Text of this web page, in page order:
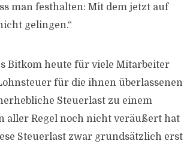
man festhalten: Mit dem jetzt auf
gelingen.“
Bitkom heute für viele Mitarbeiter
für die ihnen überlassenen
Steuerlast zu einem
aller Regel noch nicht veräußert hat
Steuerlast zwar grundsätzlich erst